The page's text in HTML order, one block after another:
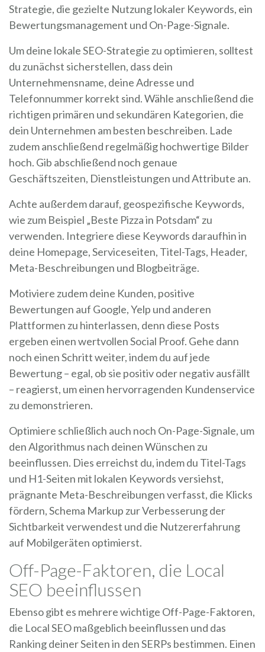
Strategie, die gezielte Nutzung lokaler Keywords, ein
Bewertungsmanagement und On-Page-Signale.
Um deine lokale SEO-Strategie zu optimieren, solltest
du zunächst sicherstellen, dass dein
Unternehmensname, deine Adresse und
Telefonnummer korrekt sind. Wähle anschließend die
richtigen primären und sekundären Kategorien, die
dein Unternehmen am besten beschreiben. Lade
zudem anschließend regelmäßig hochwertige Bilder
hoch. Gib abschließend noch genaue
Geschäftszeiten, Dienstleistungen und Attribute an.
Achte außerdem darauf, geospezifische Keywords,
wie zum Beispiel „Beste Pizza in Potsdam“ zu
verwenden. Integriere diese Keywords daraufhin in
deine Homepage, Serviceseiten, Titel-Tags, Header,
Meta-Beschreibungen und Blogbeiträge.
Motiviere zudem deine Kunden, positive
Bewertungen auf Google, Yelp und anderen
Plattformen zu hinterlassen, denn diese Posts
ergeben einen wertvollen Social Proof. Gehe dann
noch einen Schritt weiter, indem du auf jede
Bewertung – egal, ob sie positiv oder negativ ausfällt
– reagierst, um einen hervorragenden Kundenservice
zu demonstrieren.
Optimiere schließlich auch noch On-Page-Signale, um
den Algorithmus nach deinen Wünschen zu
beeinflussen. Dies erreichst du, indem du Titel-Tags
und H1-Seiten mit lokalen Keywords versiehst,
prägnante Meta-Beschreibungen verfasst, die Klicks
fördern, Schema Markup zur Verbesserung der
Sichtbarkeit verwendest und die Nutzererfahrung
auf Mobilgeräten optimierst.
Off-Page-Faktoren, die Local
SEO beeinflussen
Ebenso gibt es mehrere wichtige Off-Page-Faktoren,
die Local SEO maßgeblich beeinflussen und das
Ranking deiner Seiten in den SERPs bestimmen. Einen